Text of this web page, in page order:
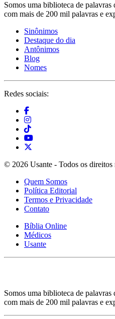
Somos uma biblioteca de
com mais de 200 mil palavras e
Sinônimos
Destaque do dia
Antônimos
Blog
Nomes
Redes sociais:
© 2026 Usante - Todos os direitos
Quem Somos
Política Editorial
Termos e Privacidade
Contato
Bíblia Online
Médicos
Usante
Somos uma biblioteca de
com mais de 200 mil palavras e